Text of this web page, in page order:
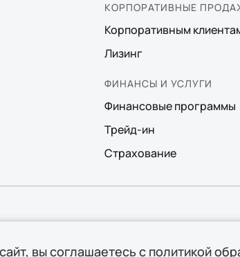
КОРПОРАТИВНЫЕ
Корпоративным
Лизинг
ФИНАНСЫ И УСЛУГИ
Финансовые программы
Трейд-ин
Страхование
ООО «ГИПЕРИОН ЛИЗИНГ (ТЯНЬЦЗИНЬ)»,
вы соглашаетесь с политикой